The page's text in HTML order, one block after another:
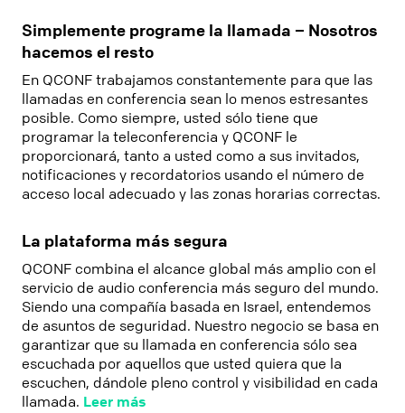
Simplemente programe la llamada – Nosotros
hacemos el resto
En QCONF trabajamos constantemente para que las
llamadas en conferencia sean lo menos estresantes
posible. Como siempre, usted sólo tiene que
programar la teleconferencia y QCONF le
proporcionará, tanto a usted como a sus invitados,
notificaciones y recordatorios usando el número de
acceso local adecuado y las zonas horarias correctas.
La plataforma más segura
QCONF combina el alcance global más amplio con el
servicio de audio conferencia más seguro del mundo.
Siendo una compañía basada en Israel, entendemos
de asuntos de seguridad. Nuestro negocio se basa en
garantizar que su llamada en conferencia sólo sea
escuchada por aquellos que usted quiera que la
escuchen, dándole pleno control y visibilidad en cada
llamada. Leer más